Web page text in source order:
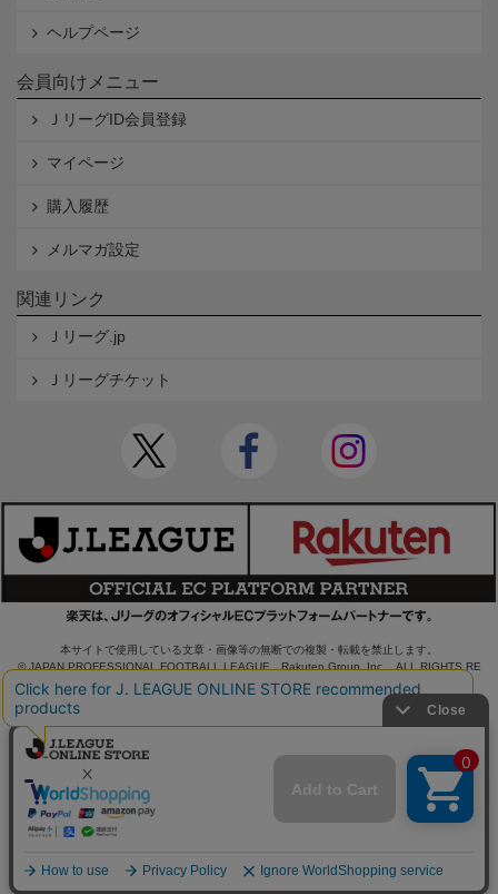
ヘルプページ
会員向けメニュー
ＪリーグID会員登録
マイページ
購入履歴
メルマガ設定
関連リンク
Ｊリーグ.jp
Ｊリーグチケット
本サイトで使用している文章・画像等の無断での複製・転載を禁止します。
© JAPAN PROFESSIONAL FOOTBALL LEAGUE Rakuten Group, Inc. ALL RIGHTS RE
SERVED.